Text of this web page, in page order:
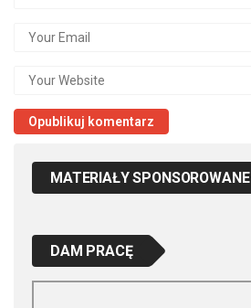
MATERIAŁY SPONSOROWANE
DAM PRACĘ